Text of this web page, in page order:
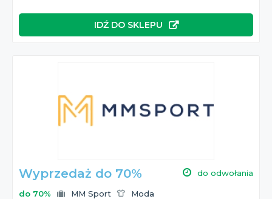
IDŹ DO SKLEPU
Wyprzedaż do 70% do odwołania
do 70% MM Sport Moda